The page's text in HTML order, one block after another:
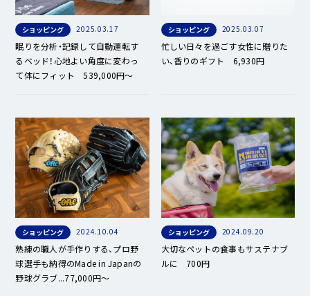
ショッピング 2025.03.17
眠りを分析・記録して自動運転す
るベッド！心地よい角度に変わっ
て体にフィット 539,000円〜
ショッピング 2025.03.07
忙しい日々を過ごす女性に贈りた
い、香りのギフト 6,930円
ショッピング 2024.10.04
熟練の職人が手作りする、プロ野
球選手も納得のMade in Japanの
野球グラブ...77,000円～
ショッピング 2024.09.20
大切なペットの食事もサステナブ
ルに 700円